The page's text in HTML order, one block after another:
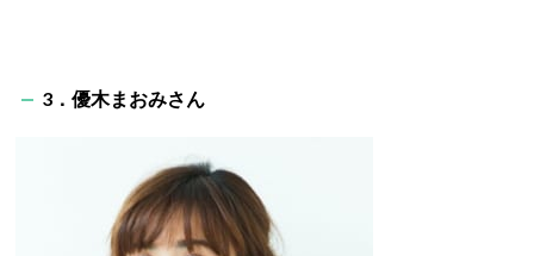
3．優木まおみさん